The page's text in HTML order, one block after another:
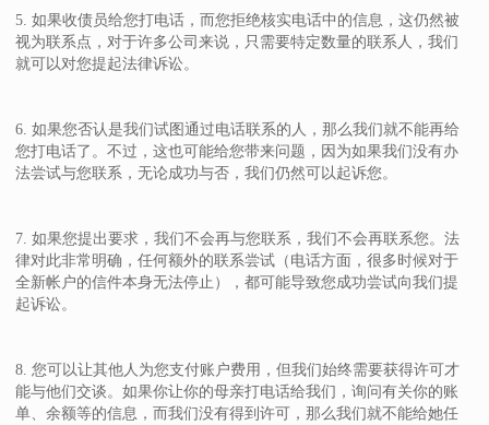
5. 如果收债员给您打电话，而您拒绝核实电话中的信息，这仍然被
视为联系点，对于许多公司来说，只需要特定数量的联系人，我们
就可以对您提起法律诉讼。
6. 如果您否认是我们试图通过电话联系的人，那么我们就不能再给
您打电话了。不过，这也可能给您带来问题，因为如果我们没有办
法尝试与您联系，无论成功与否，我们仍然可以起诉您。
7. 如果您提出要求，我们不会再与您联系，我们不会再联系您。法
律对此非常明确，任何额外的联系尝试（电话方面，很多时候对于
全新帐户的信件本身无法停止），都可能导致您成功尝试向我们提
起诉讼。
8. 您可以让其他人为您支付账户费用，但我们始终需要获得许可才
能与他们交谈。如果你让你的母亲打电话给我们，询问有关你的账
单、余额等的信息，而我们没有得到许可，那么我们就不能给她任